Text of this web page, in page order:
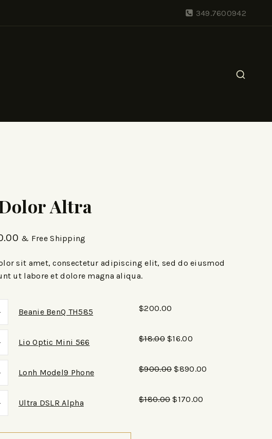
349.7600942
Altra
& Free Shipping
sit amet, consectetur adipiscing elit, sed do eiusmod
ut labore et dolore magna aliqua.
Beanie BenQ TH585 $200.00
Lio Optic Mini 566 $18.00 $16.00
Lonh Model9 Phone $900.00 $890.00
Ultra DSLR Alpha $180.00 $170.00